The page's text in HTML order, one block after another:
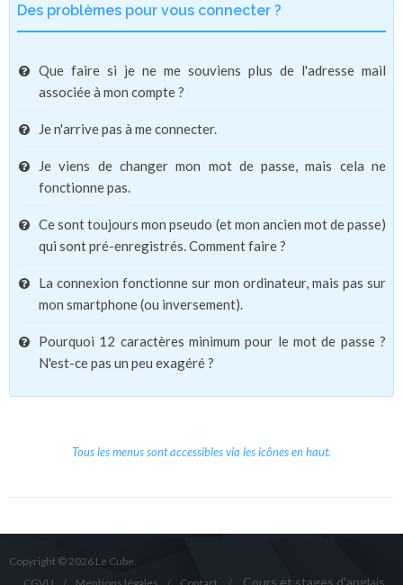
Des problèmes pour vous connecter ?
Que faire si je ne me souviens plus de l'adresse mail
associée à mon compte ?
Je n'arrive pas à me connecter.
Je viens de changer mon mot de passe, mais cela ne
fonctionne pas.
Ce sont toujours mon pseudo (et mon ancien mot de passe)
qui sont pré-enregistrés. Comment faire ?
La connexion fonctionne sur mon ordinateur, mais pas sur
mon smartphone (ou inversement).
Pourquoi 12 caractères minimum pour le mot de passe ?
N'est-ce pas un peu exagéré ?
Tous les menus sont accessibles via les icônes en haut.
Copyright © 2026 Le Cube.
Cours et stages d'anglais